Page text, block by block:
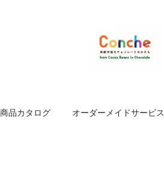
商品カタログ オーダーメイドサービス